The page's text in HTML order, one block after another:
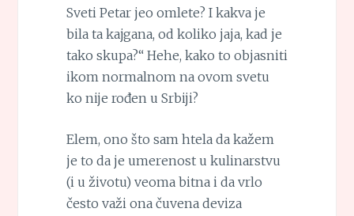
Sveti Petar jeo omlete? I kakva je
bila ta kajgana, od koliko jaja, kad je
tako skupa?“ Hehe, kako to objasniti
ikom normalnom na ovom svetu
ko nije rođen u Srbiji?
Elem, ono što sam htela da kažem
je to da je umerenost u kulinarstvu
(i u životu) veoma bitna i da vrlo
često važi ona čuvena deviza